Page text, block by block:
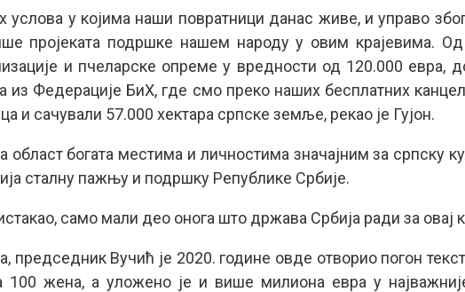
у којима наши повратници данас живе, и управо
пројеката подршке нашем народу у овим крајевима.
и пчеларске опреме у вредности од 120.000 евра,
из Федерације БиХ, где смо преко наших бесплатних
и сачували 57.000 хектара српске земље, рекао је Гујон.
област богата местима и личностима значајним за српску
сталну пажњу и подршку Републике Србије.
само мали део онога што држава Србија ради за овај
Вучић је 2020. године овде отворио погон
100 жена, а уложено је и више милиона евра у